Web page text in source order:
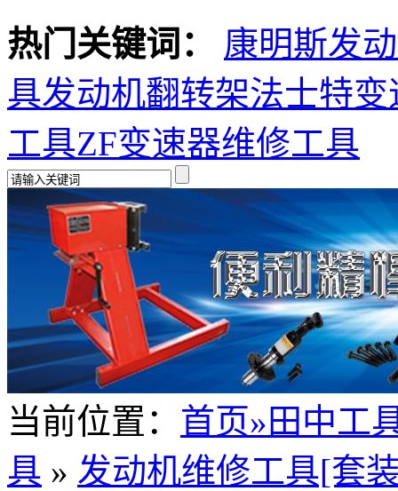
热门关键词：
康明斯发
具发动机翻转架法士特
工具ZF变速器维修工具
当前位置： 首页»田中工
具 » 发动机维修工具[套